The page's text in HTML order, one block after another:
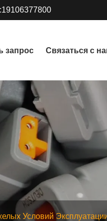
запрос Связаться с
Условий